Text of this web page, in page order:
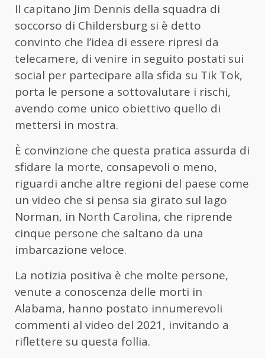
Il capitano Jim Dennis della squadra di
soccorso di Childersburg si è detto
convinto che l’idea di essere ripresi da
telecamere, di venire in seguito postati sui
social per partecipare alla sfida su Tik Tok,
porta le persone a sottovalutare i rischi,
avendo come unico obiettivo quello di
mettersi in mostra.
È convinzione che questa pratica assurda di
sfidare la morte, consapevoli o meno,
riguardi anche altre regioni del paese come
un video che si pensa sia girato sul lago
Norman, in North Carolina, che riprende
cinque persone che saltano da una
imbarcazione veloce.
La notizia positiva è che molte persone,
venute a conoscenza delle morti in
Alabama, hanno postato innumerevoli
commenti al video del 2021, invitando a
riflettere su questa follia.